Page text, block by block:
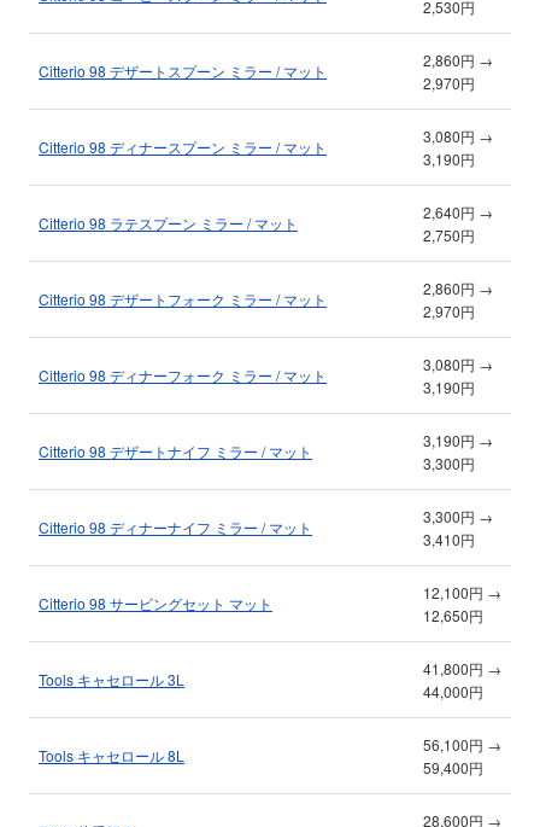
2,530円
Citterio 98 デザートスプーン ミラー / マット
2,860円 →
2,970円
Citterio 98 ディナースプーン ミラー / マット
3,080円 →
3,190円
Citterio 98 ラテスプーン ミラー / マット
2,640円 →
2,750円
Citterio 98 デザートフォーク ミラー / マット
2,860円 →
2,970円
Citterio 98 ディナーフォーク ミラー / マット
3,080円 →
3,190円
Citterio 98 デザートナイフ ミラー / マット
3,190円 →
3,300円
Citterio 98 ディナーナイフ ミラー / マット
3,300円 →
3,410円
Citterio 98 サービングセット マット
12,100円 →
12,650円
Tools キャセロール 3L
41,800円 →
44,000円
Tools キャセロール 8L
56,100円 →
59,400円
28,600円 →